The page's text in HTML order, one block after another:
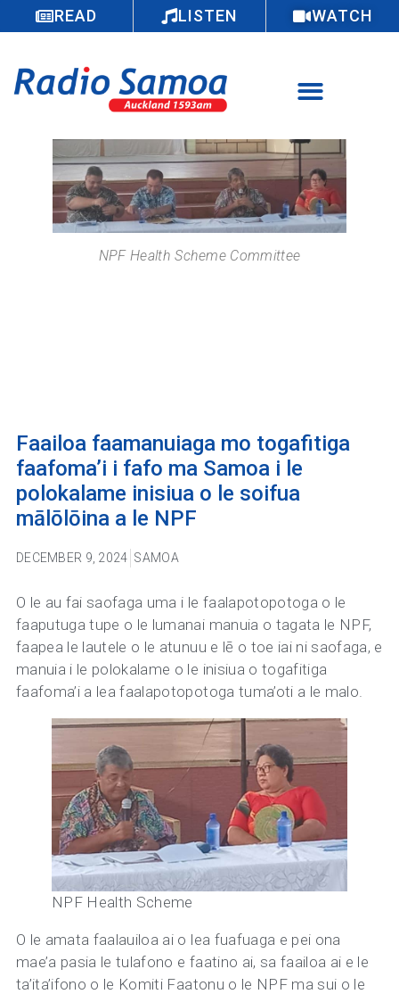
READ LISTEN WATCH
NPF Health Scheme Committee
Faailoa faamanuiaga mo togafitiga
faafoma’i i fafo ma Samoa i le
polokalame inisiua o le soifua
mālōlōina a le NPF
DECEMBER 9, 2024 SAMOA
O le au fai saofaga uma i le faalapotopotoga o le
faaputuga tupe o le lumanai manuia o tagata le NPF,
faapea le lautele o le atunuu e lē o toe iai ni saofaga, e
manuia i le polokalame o le inisiua o togafitiga
faafoma’i a lea faalapotopotoga tuma’oti a le malo.
NPF Health Scheme
O le amata faalauiloa ai o lea fuafuaga e pei ona
mae’a pasia le tulafono e faatino ai, sa faailoa ai e le
ta’ita’ifono o le Komiti Faatonu o le NPF ma sui o le